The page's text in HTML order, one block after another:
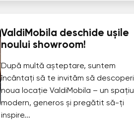
ValdiMobila deschide ușile
noului showroom!
După multă așteptare, suntem
încântați să te invităm să descoperi
noua locație ValdiMobila – un spațiu
modern, generos și pregătit să-ți
inspire...